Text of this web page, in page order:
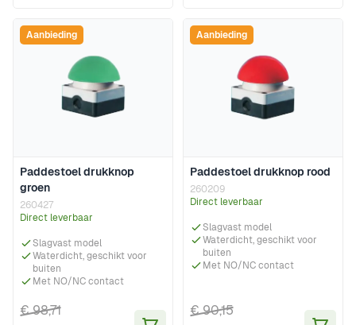
Paddestoel drukknop
groen
260427
Direct leverbaar
Slagvast model
Waterdicht, geschikt voor
buiten
Met NO/NC contact
€ 98,71
Aanbieding
Paddestoel drukknop rood
260209
Direct leverbaar
Slagvast model
Waterdicht, geschikt voor
buiten
Met NO/NC contact
€ 90,15
Aanbieding